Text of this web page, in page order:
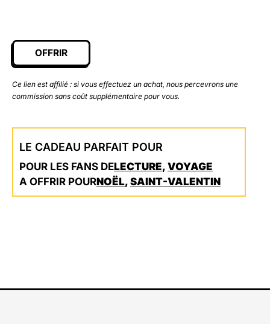
OFFRIR
Ce lien est affilié : si vous effectuez un achat, nous percevrons une
commission sans coût supplémentaire pour vous.
LE CADEAU PARFAIT POUR
POUR LES FANS DELECTURE, VOYAGE
A OFFRIR POURNOËL, SAINT-VALENTIN